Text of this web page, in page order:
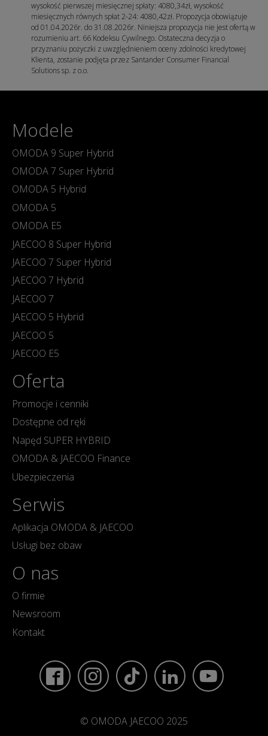
wysokość pierwszej miesięcznej spłaty: 4080,34zł, wysokość
miesięcznych równych spłat 2-24: 4080,42zł. Propozycja obowiązuje
od 01.04.2026r. do 31.08.2026r. Niniejsza propozycja nie jest ofertą w
rozumieniu art. 66 Kodeksu Cywilnego. Ostateczna decyzja o
przyznaniu pożyczki z uwzględnieniem oceny zdolności kredytowej
Klienta, zostanie podjęta przez Santander Consumer Financial
Solutions sp. z o.o.
Modele
OMODA 9 Super Hybrid
OMODA 7 Super Hybrid
OMODA 5 Hybrid
OMODA 5
OMODA E5
JAECOO 8 Super Hybrid
JAECOO 7 Super Hybrid
JAECOO 7 Hybrid
JAECOO 7
JAECOO 5 Hybrid
JAECOO 5
JAECOO E5
Oferta
Promocje i cenniki
Dostępne od ręki
Napęd SUPER HYBRID
OMODA & JAECOO Finance
Ubezpieczenia
Serwis
Aplikacja OMODA & JAECOO
Usługi bez obaw
O nas
O firmie
Newsroom
Kontakt
© OMODA JAECOO 2025